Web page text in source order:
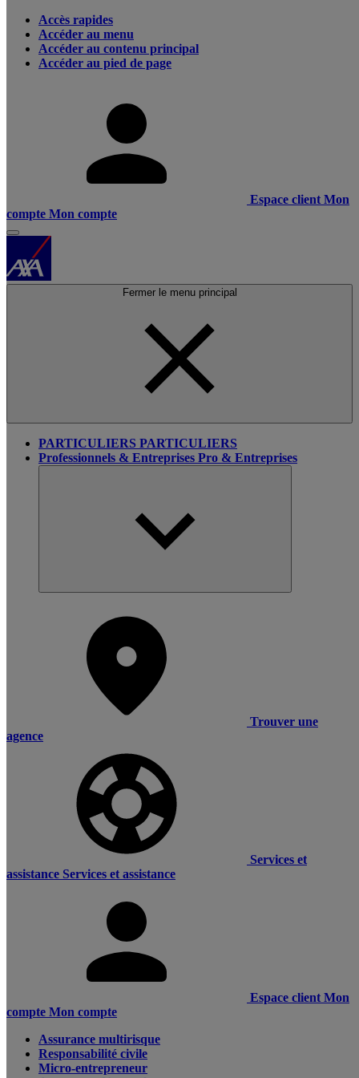
Accès rapides
Accéder au menu
Accéder au contenu principal
Accéder au pied de page
Espace client Mon
compte Mon compte
Fermer le menu principal
PARTICULIERS PARTICULIERS
Professionnels & Entreprises Pro & Entreprises
Trouver une
agence
Services et
assistance Services et assistance
Espace client Mon
compte Mon compte
Assurance multirisque
Responsabilité civile
Micro-entrepreneur